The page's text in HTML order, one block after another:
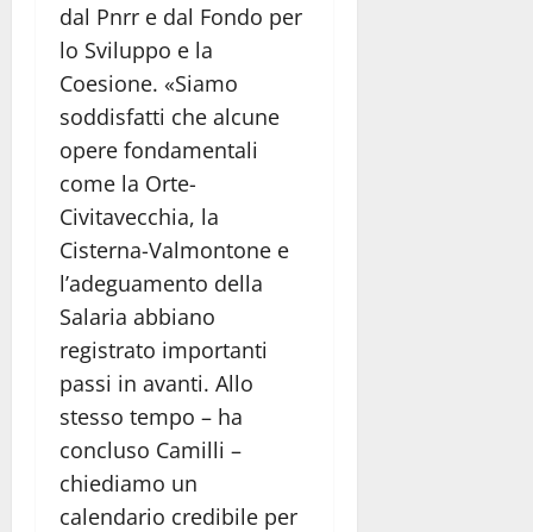
dal Pnrr e dal Fondo per
lo Sviluppo e la
Coesione. «Siamo
soddisfatti che alcune
opere fondamentali
come la Orte-
Civitavecchia, la
Cisterna-Valmontone e
l’adeguamento della
Salaria abbiano
registrato importanti
passi in avanti. Allo
stesso tempo – ha
concluso Camilli –
chiediamo un
calendario credibile per